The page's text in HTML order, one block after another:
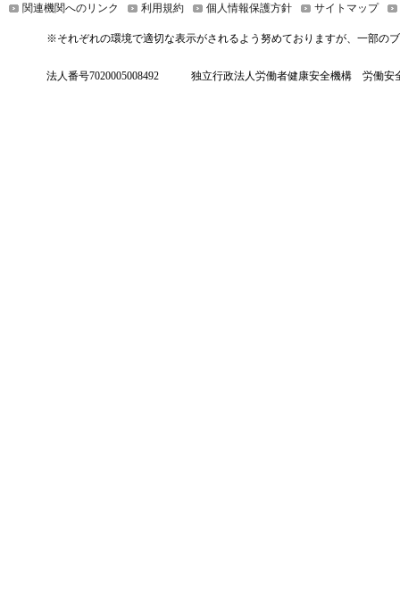
関連機関へのリンク 利用規約 個人情報保護方針 サイトマップ
※それぞれの環境で適切な表示がされるよう努めておりますが、一部の
法人番号7020005008492 独立行政法人労働者健康安全機構 労働安全衛